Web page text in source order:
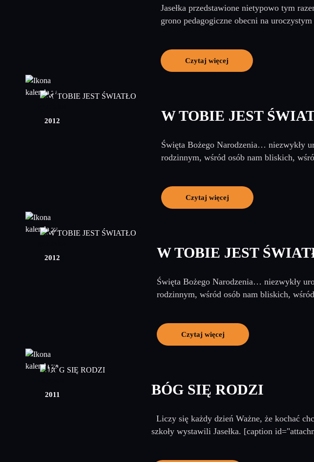
Jasełka przedstawione nietypowo tym
grono pedagogiczne obecni na
Czytaj więcej
28
2012
W TOBIE JEST
Święta Bożego Narodzenia… niezwykły
rodzinnym, wśród osób nam bliskich,
Czytaj więcej
27
2012
W TOBIE JEST
Święta Bożego Narodzenia… niezwykły
rodzinnym, wśród osób nam bliskich,
Czytaj więcej
05
2011
BÓG SIĘ RODZI
Liczy się każdy dzień Ważne, że kochać
szkoły wystawili Jasełka. [caption